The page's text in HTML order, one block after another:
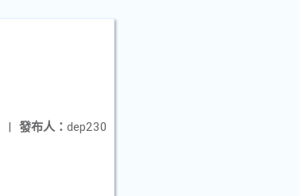
發布人： dep230
|